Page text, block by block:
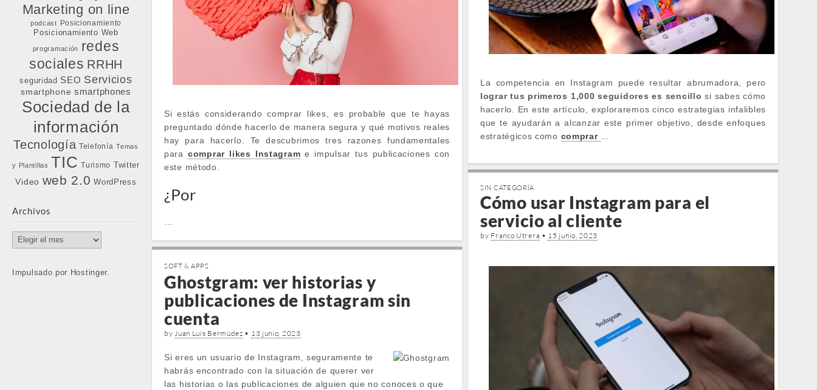
Marketing on line
podcast
Posicionamiento
Posicionamiento Web
programación redes
sociales RRHH
seguridad SEO Servicios
smartphone smartphones
Sociedad de la
información
Tecnología Telefonía Temas
y Plantillas TIC Turismo Twitter
Video web 2.0 WordPress
Archivos
Archivos
Impulsado por Hostinger.
La competencia en Instagram puede resultar abrumadora, pero
lograr tus primeros 1,000 seguidores es sencillo si sabes cómo
hacerlo. En este artículo, exploraremos cinco estrategias infalibles
que te ayudarán a alcanzar este primer objetivo, desde enfoques
estratégicos como comprar
Si estás considerando comprar likes, es probable que te hayas
preguntado dónde hacerlo de manera segura y qué motivos reales
hay para hacerlo. Te descubrimos tres razones fundamentales
paracomprar likes Instagram e impulsar tus publicaciones con
este método.
¿Por SIN CATEGORÍA
Cómo usar Instagram para el
servicio al cliente
by Franco Utrera • 15 junio, 2023
SOFT & APPS
Ghostgram: ver historias y
publicaciones de Instagram sin
cuenta
byJuan Luis Bermúdez • 13 junio, 2023
Si eres un usuario de Instagram, seguramente te
habrás encontrado con la situación de querer ver
las historias o las publicaciones de alguien que no conoces o que